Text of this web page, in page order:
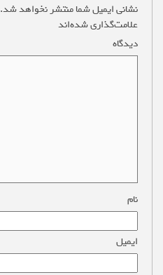
نشانی ایمیل شما منتشر نخواهد شد.
علامت‌گذاری شده‌اند
دیدگاه
نام
ایمیل